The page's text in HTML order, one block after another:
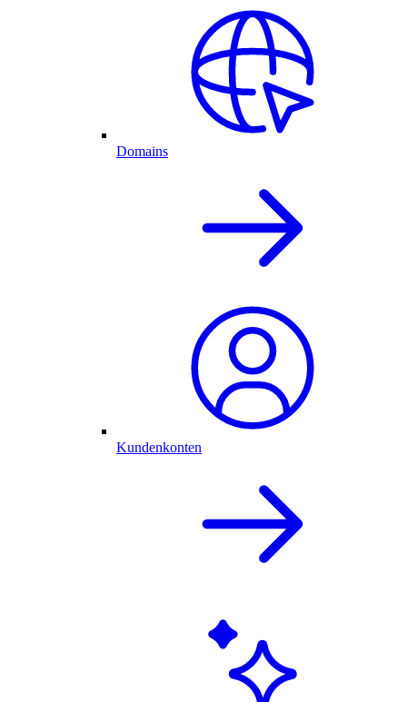
Domains
Kundenkonten